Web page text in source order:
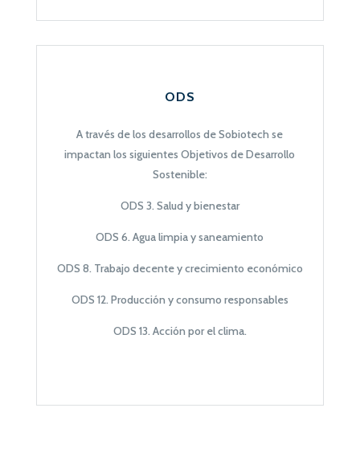
ODS
A través de los desarrollos de Sobiotech se
impactan los siguientes Objetivos de Desarrollo
Sostenible:
ODS 3. Salud y bienestar
ODS 6. Agua limpia y saneamiento
ODS 8. Trabajo decente y crecimiento económico
ODS 12. Producción y consumo responsables
ODS 13. Acción por el clima.